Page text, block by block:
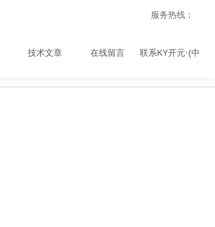
服务热线：
技术文章 在线留言 联系KY开元·(中